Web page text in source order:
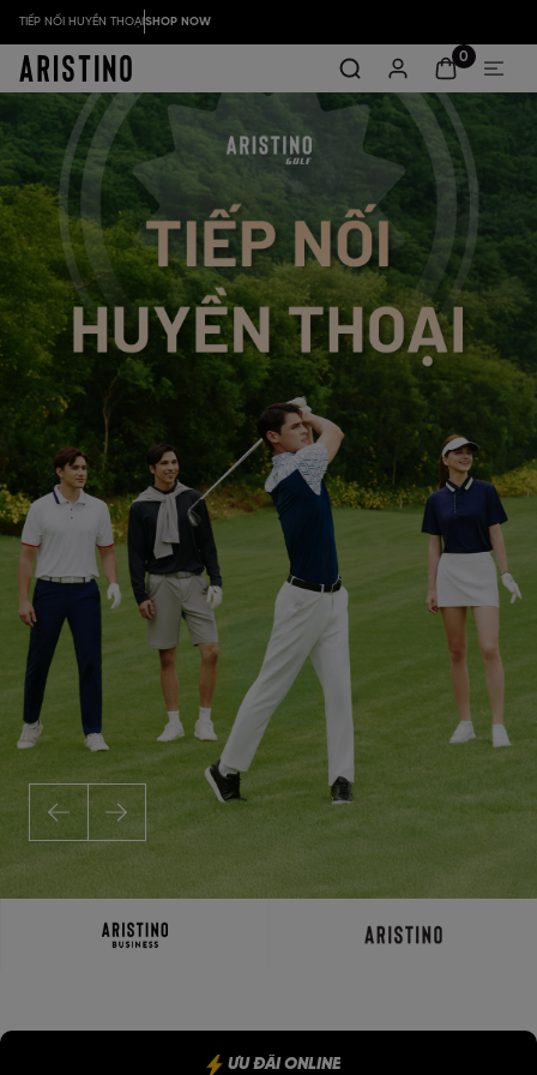
TIẾP NỐI HUYỀN THOẠI SHOP NOW
0
ƯU ĐÃI ONLINE